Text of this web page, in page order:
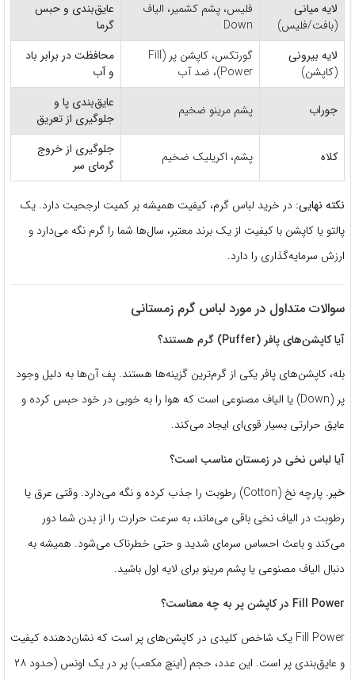
لایه میانی
(بافت/فلیس)
فلیس، پشم کشمیر، الیاف
Down
عایق‌بندی و حبس
گرما
لایه بیرونی
(کاپشن)
گورتکس، کاپشن پر (Fill
Power)، ضد آب
محافظت در برابر باد
و آب
جوراب پشم مرینو ضخیم
عایق‌بندی پا و
جلوگیری از تعریق
کلاه پشم، اکریلیک ضخیم
جلوگیری از خروج
گرمای سر
نکته نهایی: در خرید لباس گرم، کیفیت همیشه بر کمیت ارجحیت دارد. یک
پالتو یا کاپشن با کیفیت از یک برند معتبر، سال‌ها شما را گرم نگه می‌دارد و
ارزش سرمایه‌گذاری را دارد.
سوالات متداول در مورد لباس گرم زمستانی
آیا کاپشن‌های پافر (Puffer) گرم هستند؟
بله، کاپشن‌های پافر یکی از گرم‌ترین گزینه‌ها هستند. پف آن‌ها به دلیل وجود
پر (Down) یا الیاف مصنوعی است که هوا را به خوبی در خود حبس کرده و
عایق حرارتی بسیار قوی‌ای ایجاد می‌کند.
آیا لباس نخی در زمستان مناسب است؟
خیر. پارچه نخ (Cotton) رطوبت را جذب کرده و نگه می‌دارد.
وقتی عرق یا
رطوبت در الیاف نخی باقی می‌ماند، به سرعت حرارت را از بدن شما دور
می‌کند و باعث احساس سرمای شدید و حتی خطرناک می‌شود. همیشه به
دنبال الیاف مصنوعی یا پشم مرینو برای لایه اول باشید.
Fill Power در کاپشن پر به چه معناست؟
Fill Power یک شاخص کلیدی در کاپشن‌های پر است که نشان‌دهنده کیفیت
و عایق‌بندی پر است.
این عدد، حجم (اینچ مکعب) پر در یک اونس (حدود ۲۸